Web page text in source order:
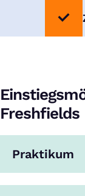
Freshfields
Praktikum